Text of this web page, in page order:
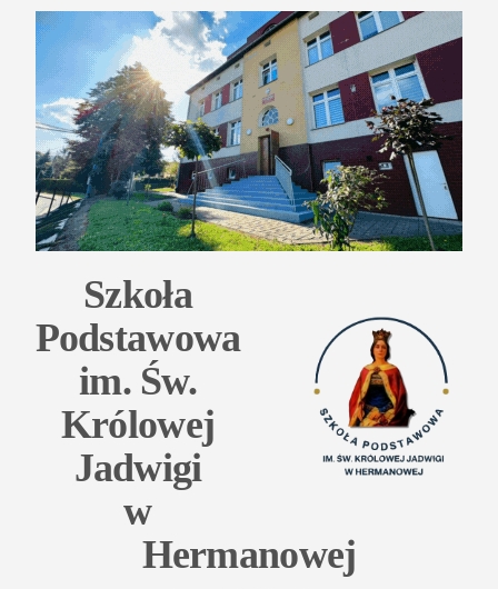
Przejdź
Szkoła
Podstawowa
im. Św.
Królowej
Jadwigi
w
Hermanowej